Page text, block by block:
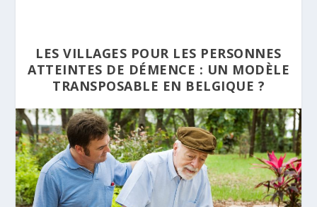
LES VILLAGES POUR LES PERSONNES
ATTEINTES DE DÉMENCE : UN MODÈLE
TRANSPOSABLE EN BELGIQUE ?